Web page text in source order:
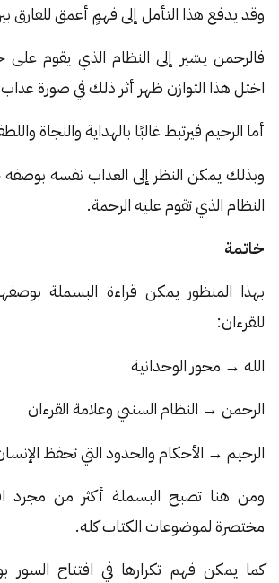
وقد يدفع هذا التأمل إلى فهمٍ أعمق للفارق
فالرحمن يشير إلى النظام الذي يقوم على
اختل هذا التوازن ظهر أثر ذلك في صورة
أما الرحيم فيرتبط غالبًا بالهداية والنجاة
وبذلك يمكن النظر إلى العذاب نفسه
النظام الذي تقوم عليه الرحمة.
خاتمة
بهذا المنظور يمكن قراءة البسملة
للقرءان:
الله → محور الوحدانية
الرحمن → النظام السنني وعلامة القرءان
الرحيم → الأحكام والحدود التي تحفظ
ومن هنا تصبح البسملة أكثر من مجرد
مختصرة لموضوعات الكتاب كله.
كما يمكن فهم تكرارها في افتتاح السور